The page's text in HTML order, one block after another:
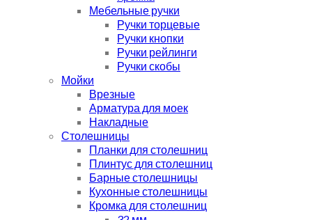
Мебельные ручки
Ручки торцевые
Ручки кнопки
Ручки рейлинги
Ручки скобы
Мойки
Врезные
Арматура для моек
Накладные
Столешницы
Планки для столешниц
Плинтус для столешниц
Барные столешницы
Кухонные столешницы
Кромка для столешниц